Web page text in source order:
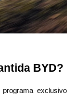
BYD?
exclusivo